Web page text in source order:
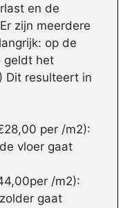
en de
zijn meerdere
op de
geldt het
Dit resulteert in
per /m2):
vloer gaat
/m2):
gaat